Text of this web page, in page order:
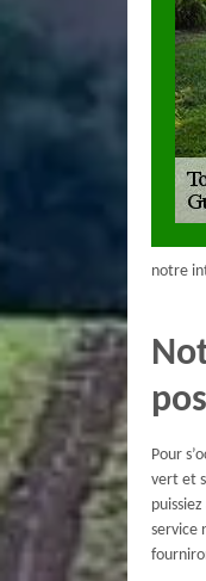
notre
Pour
vert et
service